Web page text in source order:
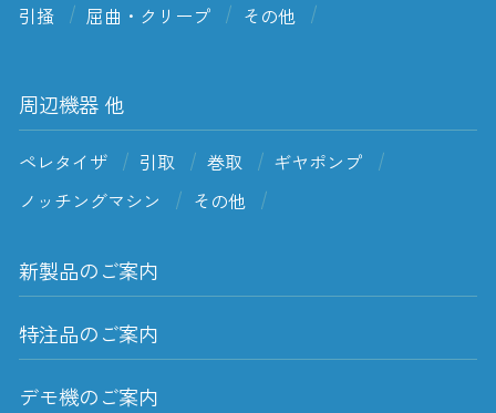
引掻
屈曲・クリープ その他
周辺機器 他
ペレタイザ 引取 巻取
ギヤポンプ
ノッチングマシン
その他
新製品のご案内
特注品のご案内
デモ機のご案内